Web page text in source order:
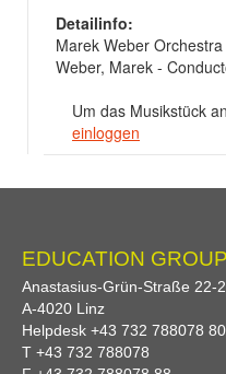
Detailinfo:
Marek Weber Orchestra
Weber, Marek -
Um das Musikstück
einloggen
EDUCATION
Anastasius-Grün-Straße 22-
A-4020 Linz
Helpdesk +43 732 788078 80
T +43 732 788078